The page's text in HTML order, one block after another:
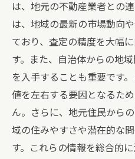
は、地元の不動産業者との
は、地域の最新の市場動向
ており、査定の精度を大幅
す。また、自治体からの地
を入手することも重要です
値を左右する要因となるた
ん。さらに、地元住民から
域の住みやすさや潜在的な
す。これらの情報を総合的